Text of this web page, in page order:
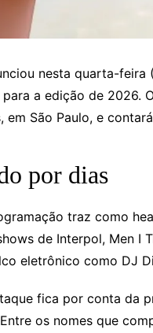
nesta quarta-
a edição de 2026.
São Paulo, e
por dias
traz como
de Interpol, Men I
eletrônico como DJ
fica por conta da
os nomes que